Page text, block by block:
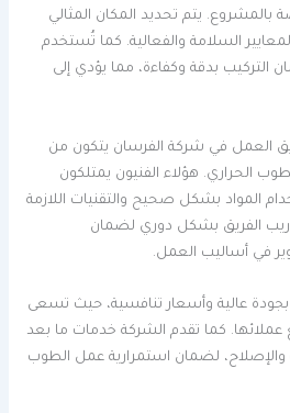
بالمشروع. يتم تحديد المكان المثالي
السلامة والفعالية. كما تُستخدم
التركيب بدقة وكفاءة، مما يؤدي إلى
العمل في شركة الفرسان يتكون من
الحراري. هؤلاء الفنيون يمتلكون
المواد بشكل صحيح والتقنيات اللازمة
الفريق بشكل دوري لضمان
في أساليب العمل.
بجودة عالية وأسعار تنافسية، حيث تسعى
عملائها. كما تقدم الشركة خدمات ما بعد
والإصلاح، لضمان استمرارية عمل الطوب